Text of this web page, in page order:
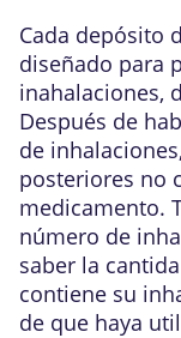
Cada depósito
diseñado para
inahalaciones,
Después de
de
posteriores no
medicamento.
número de
saber la
contiene su
de que haya